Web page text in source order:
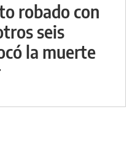
robado con
seis
la muerte